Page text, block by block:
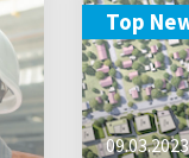
Top
09.03.2023